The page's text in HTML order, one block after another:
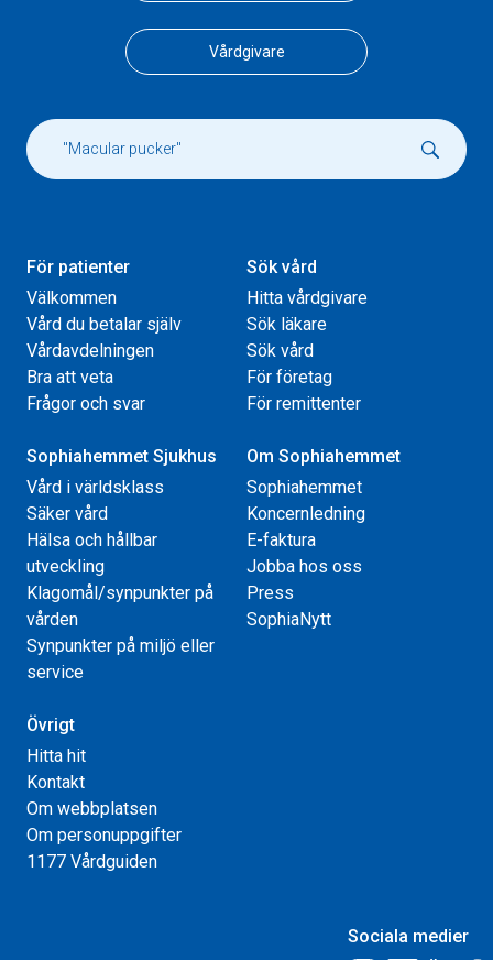
Vårdgivare
För patienter
Välkommen
Vård du betalar själv
Vårdavdelningen
Bra att veta
Frågor och svar
Sök vård
Hitta vårdgivare
Sök läkare
Sök vård
För företag
För remittenter
Sophiahemmet Sjukhus
Vård i världsklass
Säker vård
Hälsa och hållbar
utveckling
Klagomål/synpunkter på
vården
Synpunkter på miljö eller
service
Om Sophiahemmet
Sophiahemmet
Koncernledning
E-faktura
Jobba hos oss
Press
SophiaNytt
Övrigt
Hitta hit
Kontakt
Om webbplatsen
Om personuppgifter
1177 Vårdguiden
Sociala medier